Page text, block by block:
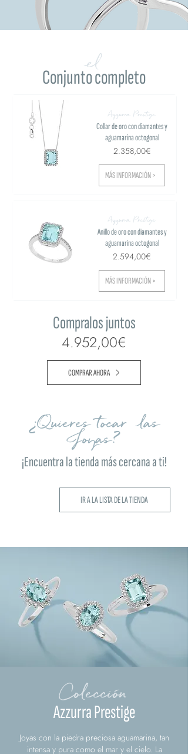
Conjunto completo
el
Azzurra Prestige
Collar de oro con diamantes y
aguamarina octogonal
2.358,00€
MÁS INFORMACIÓN >
Azzurra Prestige
Anillo de oro con diamantes y
aguamarina octogonal
2.594,00€
MÁS INFORMACIÓN >
Compralos juntos
4.952,00€
COMPRAR AHORA
¿Quieres tocar las
Joyas?
¡Encuentra la tienda más cercana a ti!
IR A LA LISTA DE LA TIENDA
Colección
Azzurra Prestige
Joyas con la piedra preciosa aguamarina, tan
intensa y pura como el mar y el cielo. La